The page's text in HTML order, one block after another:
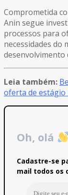
Comprometida
Anin segue
processos para
necessidades do
Leia também:
oferta de estágio
Oh, olá
Cadastre-se
mail todos os